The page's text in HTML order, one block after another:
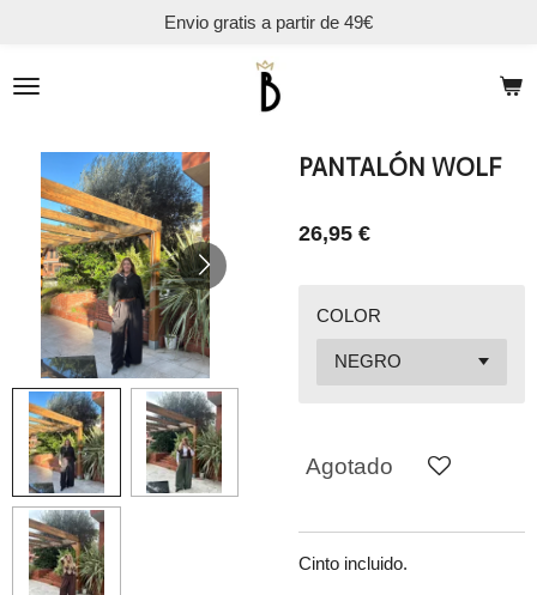
contenido
Envio gratis a partir de 49€
PANTALÓN WOLF
26,95 €
COLOR
Agotado
Cinto incluido.